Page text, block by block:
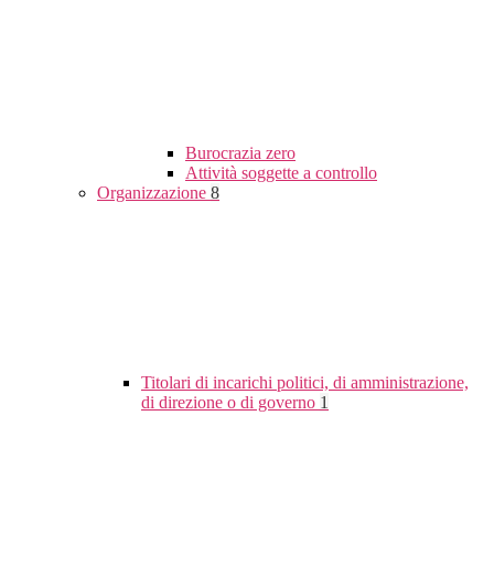
Burocrazia zero
Attività soggette a controllo
Organizzazione 8
Titolari di incarichi politici, di amministrazione,
di direzione o di governo 1